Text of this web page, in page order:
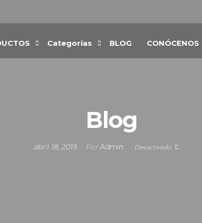
Categorías BLOG CONÓCENOS
Blog
abril 18, 2019 Por Admin Desactivado